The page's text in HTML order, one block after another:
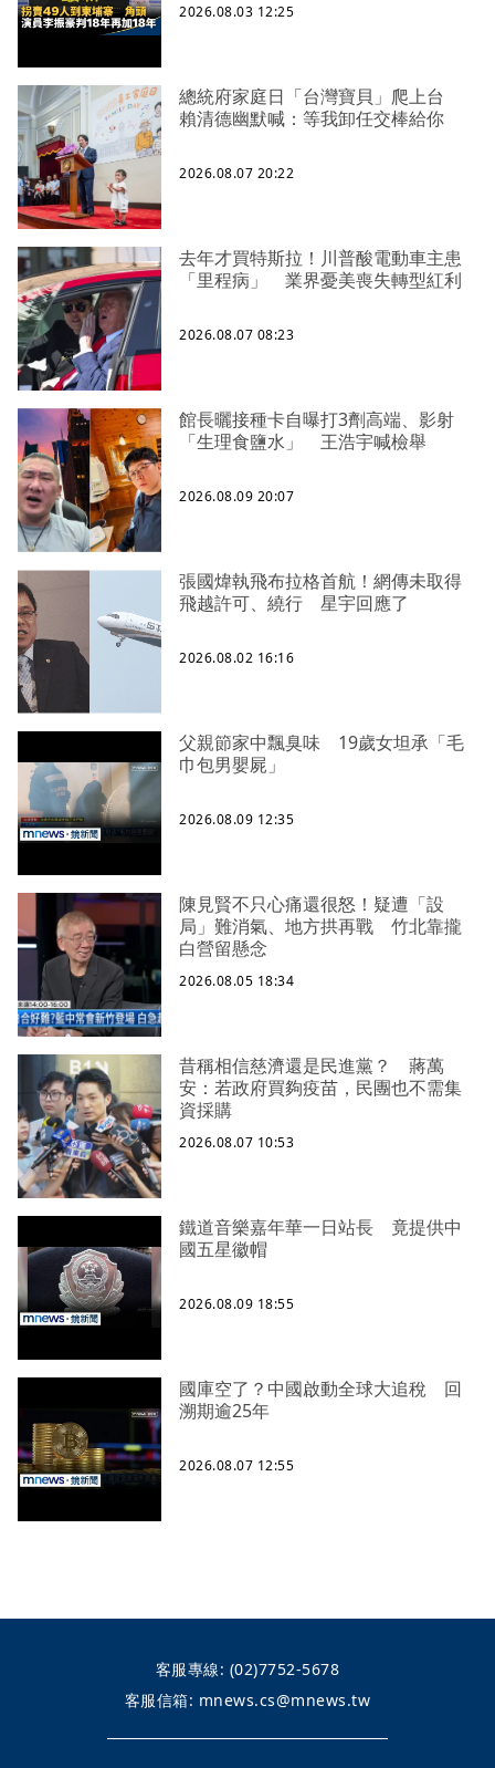
2026.08.03 12:25
總統府家庭日「台灣寶貝」爬上台
賴清德幽默喊：等我卸任交棒給你
2026.08.07 20:22
去年才買特斯拉！川普酸電動車主患
「里程病」 業界憂美喪失轉型紅利
2026.08.07 08:23
館長曬接種卡自曝打3劑高端、影射
「生理食鹽水」 王浩宇喊檢舉
2026.08.09 20:07
張國煒執飛布拉格首航！網傳未取得
飛越許可、繞行 星宇回應了
2026.08.02 16:16
父親節家中飄臭味 19歲女坦承「毛
巾包男嬰屍」
2026.08.09 12:35
陳見賢不只心痛還很怒！疑遭「設
局」難消氣、地方拱再戰 竹北靠攏
白營留懸念
2026.08.05 18:34
昔稱相信慈濟還是民進黨？ 蔣萬
安：若政府買夠疫苗，民團也不需集
資採購
2026.08.07 10:53
鐵道音樂嘉年華一日站長 竟提供中
國五星徽帽
2026.08.09 18:55
國庫空了？中國啟動全球大追稅 回
溯期逾25年
2026.08.07 12:55
客服專線: (02)7752-5678
客服信箱: mnews.cs@mnews.tw